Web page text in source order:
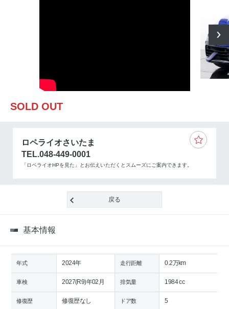
SOLD OUT
ロペライオさいたま
TEL.048-449-0001
「ロペライオHPを見た」とお伝えいただくとスムーズにご案内できます。
戻る
基本情報
年式 2024年 走行距離 0.2万km
車検 2027(R9)年02月 排気量 1984 cc
修復歴 修復歴なし ドア数 5